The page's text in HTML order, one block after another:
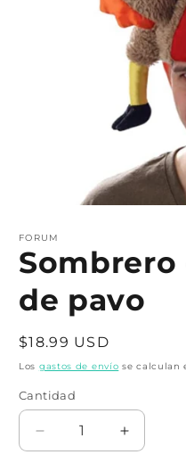
multimedia
1
en
una
ventana
modal
FORUM
de pavo
Precio
habitual
$18.99 USD
Los gastos de envío se calculan
Cantidad
Cantidad
Reducir
cantidad
Aumentar
cantidad